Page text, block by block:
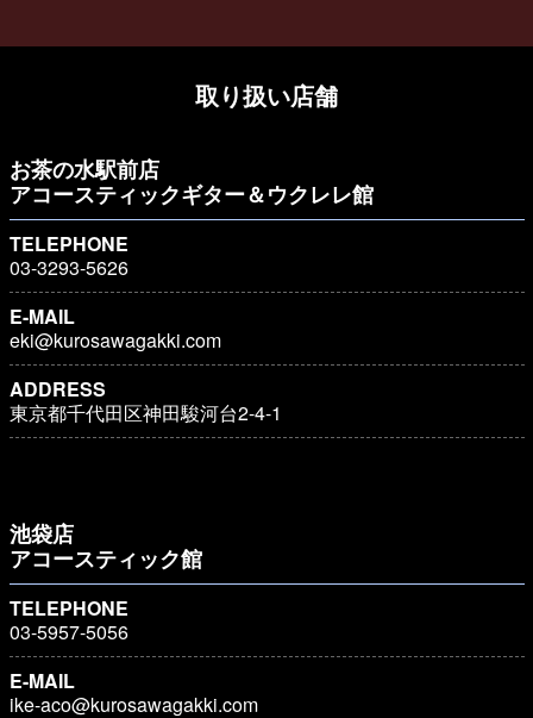
取り扱い店舗
お茶の水駅前店
アコースティックギター＆ウクレレ館
TELEPHONE
03-3293-5626
E-MAIL
eki@kurosawagakki.com
ADDRESS
東京都千代田区神田駿河台2-4-1
池袋店
アコースティック館
TELEPHONE
03-5957-5056
E-MAIL
ike-aco@kurosawagakki.com